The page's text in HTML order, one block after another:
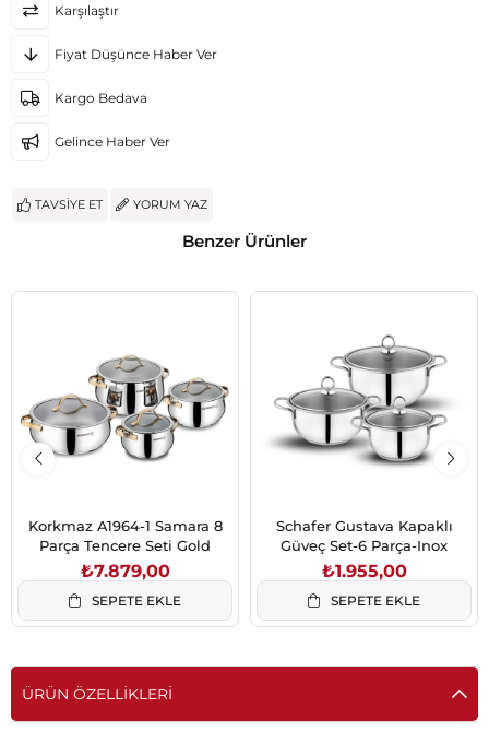
Karşılaştır
Fiyat Düşünce Haber Ver
Kargo Bedava
Gelince Haber Ver
TAVSIYE ET YORUM YAZ
Benzer Ürünler
Korkmaz A1964-1 Samara 8
Parça Tencere Seti Gold
₺7.879,00
SEPETE EKLE
Schafer Gustava Kapaklı
Güveç Set-6 Parça-Inox
₺1.955,00
SEPETE EKLE
ÜRÜN ÖZELLIKLERI